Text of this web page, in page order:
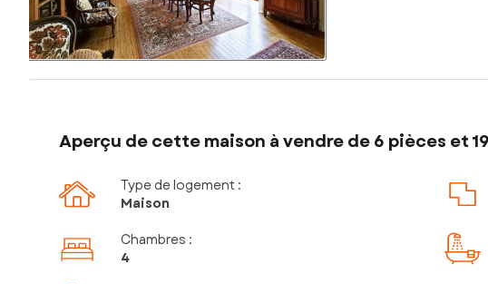
Aperçu de cette maison à vendre de 6 pièces et
Type de logement :
Maison
Chambres :
4